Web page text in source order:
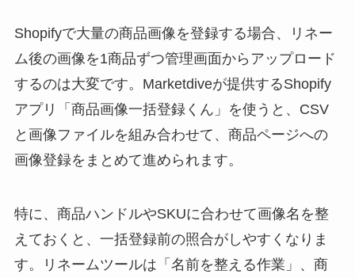
Shopifyで大量の商品画像を登録する場合、リネー
ム後の画像を1商品ずつ管理画面からアップロード
するのは大変です。Marketdiveが提供するShopify
アプリ「商品画像一括登録くん」を使うと、CSV
と画像ファイルを組み合わせて、商品ページへの
画像登録をまとめて進められます。
特に、商品ハンドルやSKUに合わせて画像名を整
えておくと、一括登録前の照合がしやすくなりま
す。リネームツールは「名前を整える作業」、商